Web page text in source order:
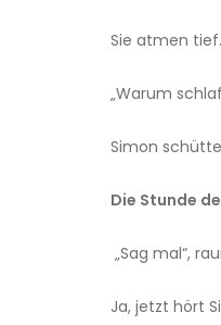
Sie atmen
„Warum
Simon
Die Stunde
„Sag mal“,
Ja, jetzt hört